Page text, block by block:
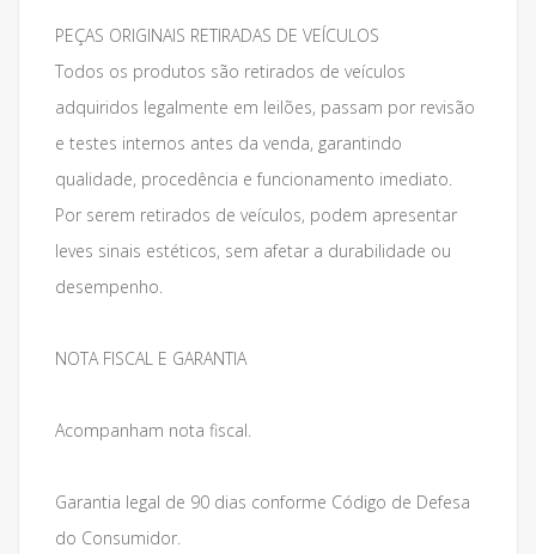
PEÇAS ORIGINAIS RETIRADAS DE VEÍCULOS
Todos os produtos são retirados de veículos
adquiridos legalmente em leilões, passam por revisão
e testes internos antes da venda, garantindo
qualidade, procedência e funcionamento imediato.
Por serem retirados de veículos, podem apresentar
leves sinais estéticos, sem afetar a durabilidade ou
desempenho.
NOTA FISCAL E GARANTIA
Acompanham nota fiscal.
Garantia legal de 90 dias conforme Código de Defesa
do Consumidor.